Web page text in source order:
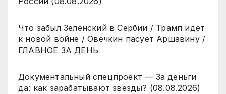
Что забыл Зеленский в Сербии / Трамп идет
к новой войне / Овечкин пасует Аршавину /
ГЛАВНОЕ ЗА ДЕНЬ
Документальный спецпроект — За деньги
да: как зарабатывают звезды? (08.08.2026)